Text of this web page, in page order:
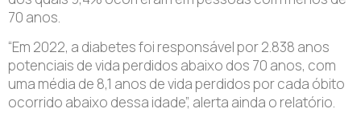
70 anos.
“Em 2022, a diabetes foi responsável por 2.838 anos
potenciais de vida perdidos abaixo dos 70 anos, com
uma média de 8,1 anos de vida perdidos por cada óbito
ocorrido abaixo dessa idade”, alerta ainda o relatório.